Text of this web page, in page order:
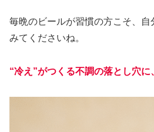
毎晩のビールが習慣の方こそ、自
みてくださいね。
“冷え”がつくる不調の落とし穴に